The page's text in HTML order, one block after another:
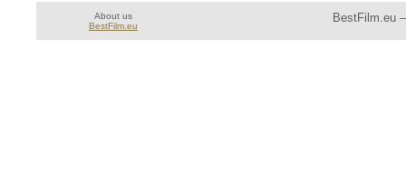
About us
BestFilm.eu
BestFilm.eu